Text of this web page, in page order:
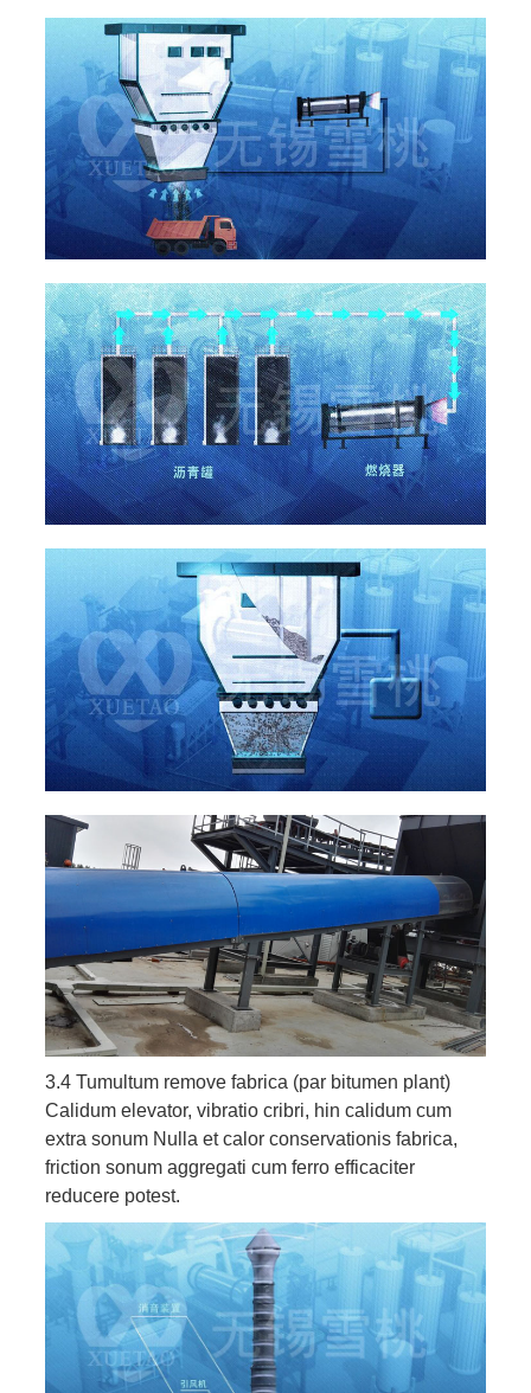
3.4 Tumultum remove fabrica (par bitumen plant)
Calidum elevator, vibratio cribri, hin calidum cum
extra sonum Nulla et calor conservationis fabrica,
friction sonum aggregati cum ferro efficaciter
reducere potest.